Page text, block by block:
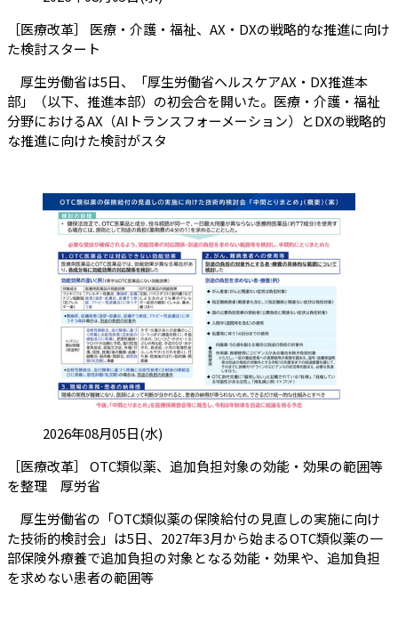
［医療改革］ 医療・介護・福祉、AX・DXの戦略的な推進に向け
た検討スタート
厚生労働省は5日、「厚生労働省ヘルスケアAX・DX推進本
部」（以下、推進本部）の初会合を開いた。医療・介護・福祉
分野におけるAX（AIトランスフォーメーション）とDXの戦略的
な推進に向けた検討がスタ
投稿日:2026年08月05日(水)
［医療改革］ OTC類似薬、追加負担対象の効能・効果の範囲等
を整理 厚労省（会員限定記事）
厚生労働省の「OTC類似薬の保険給付の見直しの実施に向け
た技術的検討会」は5日、2027年3月から始まるOTC類似薬の一
部保険外療養で追加負担の対象となる効能・効果や、追加負担
を求めない患者の範囲等